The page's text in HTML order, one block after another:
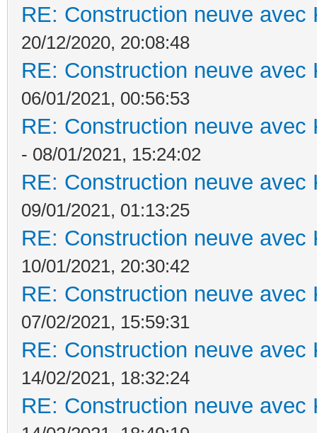
RE: Construction neuve avec
20/12/2020, 20:08:48
RE: Construction neuve avec
06/01/2021, 00:56:53
RE: Construction neuve avec
- 08/01/2021, 15:24:02
RE: Construction neuve avec
09/01/2021, 01:13:25
RE: Construction neuve avec
10/01/2021, 20:30:42
RE: Construction neuve avec
07/02/2021, 15:59:31
RE: Construction neuve avec
14/02/2021, 18:32:24
RE: Construction neuve avec